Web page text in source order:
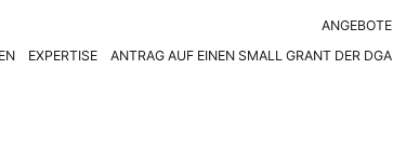
EXPERTISE
ANGEBOTE
ANTRAG AUF EINEN SMALL GRANT DER DGA